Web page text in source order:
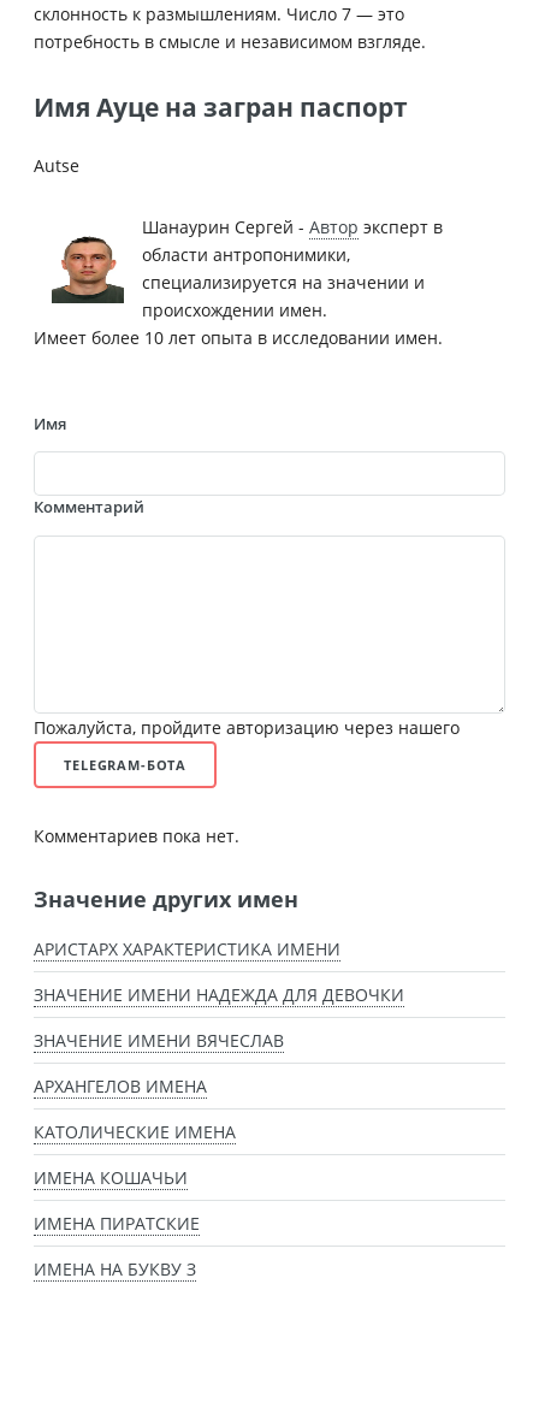
склонность к размышлениям. Число 7 — это
потребность в смысле и независимом взгляде.
Имя Ауце на загран паспорт
Autse
Шанаурин Сергей - Автор эксперт в
области антропонимики,
специализируется на значении и
происхождении имен.
Имеет более 10 лет опыта в исследовании имен.
Имя
Комментарий
Пожалуйста, пройдите авторизацию через нашего
TELEGRAM-БОТА
Комментариев пока нет.
Значение других имен
АРИСТАРХ ХАРАКТЕРИСТИКА ИМЕНИ
ЗНАЧЕНИЕ ИМЕНИ НАДЕЖДА ДЛЯ ДЕВОЧКИ
ЗНАЧЕНИЕ ИМЕНИ ВЯЧЕСЛАВ
АРХАНГЕЛОВ ИМЕНА
КАТОЛИЧЕСКИЕ ИМЕНА
ИМЕНА КОШАЧЬИ
ИМЕНА ПИРАТСКИЕ
ИМЕНА НА БУКВУ З